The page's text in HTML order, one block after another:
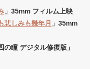
」35mm フィルム上映
悲しみも幾年月 」35mm
瞳 デジタル修復版」